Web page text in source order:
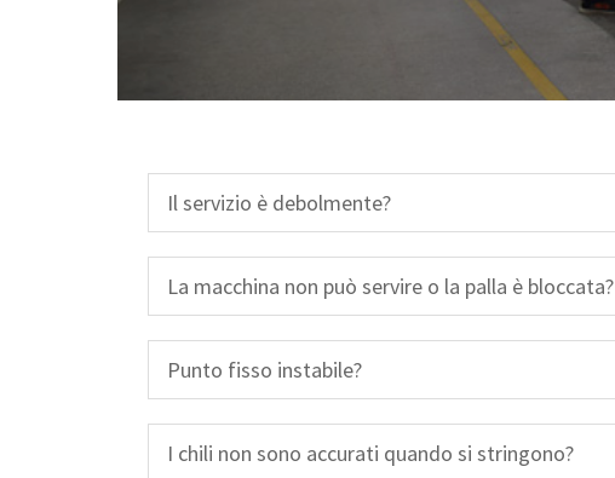
Il servizio è debolmente?
La macchina non può servire o la palla è bloccata?
Punto fisso instabile?
I chili non sono accurati quando si stringono?